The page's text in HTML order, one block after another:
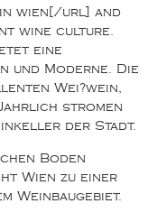
wien[/url] and
wine culture.
eine
und Moderne. Die
Wei?wein,
stromen
der Stadt.
Boden
Wien zu einer
Weinbaugebiet.